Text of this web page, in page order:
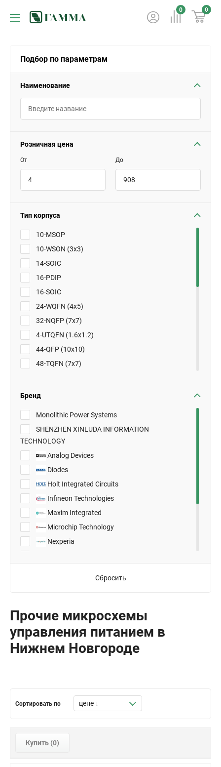
0 0
Подбор по параметрам
Наименование
Розничная цена
От До
Тип корпуса
10-MSOP
10-WSON (3x3)
14-SOIC
16-PDIP
16-SOIC
24-WQFN (4x5)
32-NQFP (7x7)
4-UTQFN (1.6x1.2)
44-QFP (10x10)
48-TQFN (7x7)
Бренд
Monolithic Power Systems
SHENZHEN XINLUDA INFORMATION
TECHNOLOGY
Analog Devices
Diodes
Holt Integrated Circuits
Infineon Technologies
Maxim Integrated
Microchip Technology
Nexperia
ST Microelectronics
Vishay
Сбросить
Прочие микросхемы
управления питанием в
Нижнем Новгороде
Сортировать по
Купить (0)